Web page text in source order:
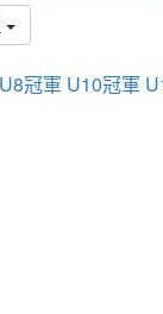
冠軍 U10冠軍